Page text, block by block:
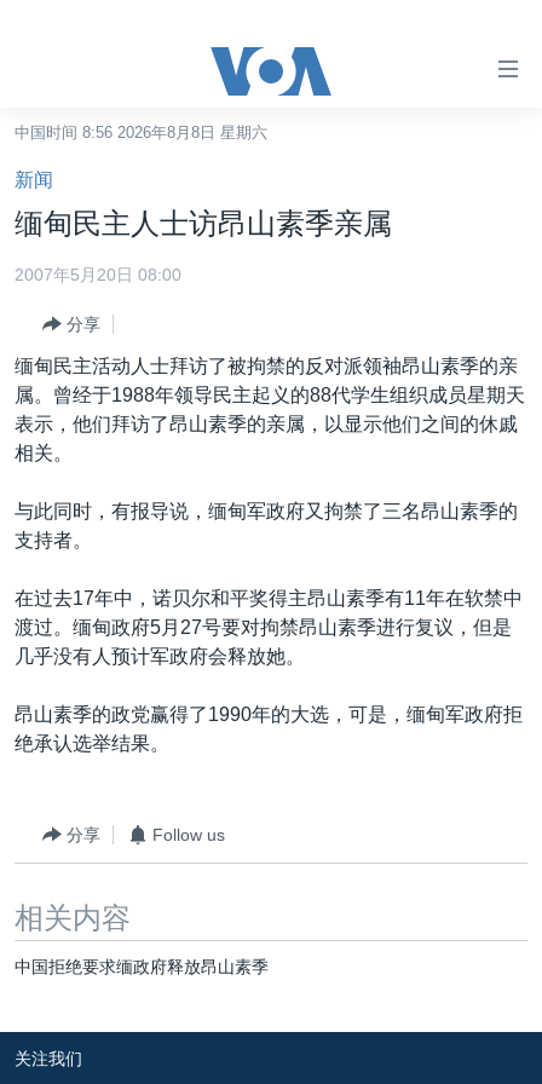
碍
链
接
跳
转
容
转
检
港澳
国际
最新国际新闻
印太
中东
欧洲
非洲
美洲
分类新闻
经济·金融·贸易
人权·法律·宗教
科教·文娱·体健
军事
劳工
美中关系
热点专题
白宫要闻
国会报道
美中关系
埃博拉疫情
关注西藏
GEN Z 看美国
VOA视频
VOA今日焦点
中文广播
关注我们
其他语言网站
中国时间 8:56 2026年8月8日 星期六
新闻
缅甸民主人士访昂山素季亲属
2007年5月20日 08:00
分享
缅甸民主活动人士拜访了被拘禁的反对派领袖昂山素季的亲
属。曾经于1988年领导民主起义的88代学生组织成员星期天
表示，他们拜访了昂山素季的亲属，以显示他们之间的休戚
相关。
与此同时，有报导说，缅甸军政府又拘禁了三名昂山素季的
支持者。
在过去17年中，诺贝尔和平奖得主昂山素季有11年在软禁中
渡过。缅甸政府5月27号要对拘禁昂山素季进行复议，但是
几乎没有人预计军政府会释放她。
昂山素季的政党赢得了1990年的大选，可是，缅甸军政府拒
绝承认选举结果。
分享 Follow us
相关内容
中国拒绝要求缅政府释放昂山素季
关注我们